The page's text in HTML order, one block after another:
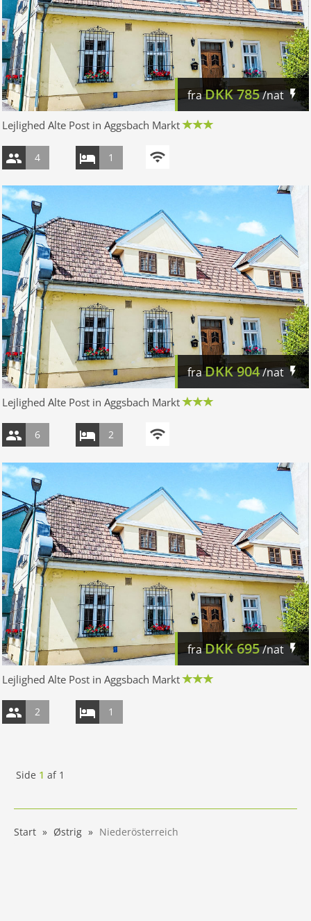
fraDKK785/nat
Lejlighed Alte Post in Aggsbach Markt
4 1
fraDKK904/nat
Lejlighed Alte Post in Aggsbach Markt
6 2
fraDKK695/nat
Lejlighed Alte Post in Aggsbach Markt
2 1
Side 1 af 1
Start Østrig Niederösterreich